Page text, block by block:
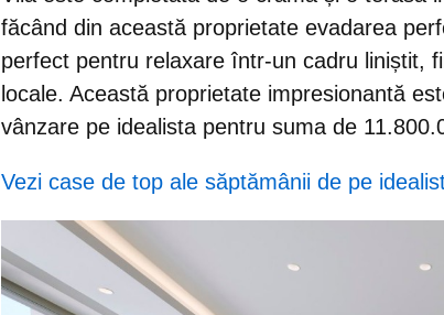
făcând din această proprietate evadarea
perfect pentru relaxare într-un cadru liniștit,
locale. Această proprietate impresionantă
vânzare pe idealista pentru suma de
Vezi case de top ale săptămânii de pe